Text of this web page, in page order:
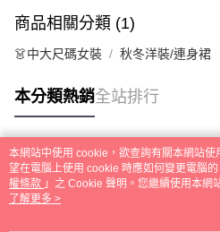
商品相關分類 (1)
👗中大尺碼女裝 秋冬洋裝/連身裙
本分類熱銷全站排行
熱門標籤
本網站中使用 cookie，欲查詢有關本網站
望在電腦上使用 cookie 時應如何變更電腦
權條款 」之 Cookie 聲明。您繼續使用本網
用條款之 Cookie 聲明使用 cookie。
了解更多 >